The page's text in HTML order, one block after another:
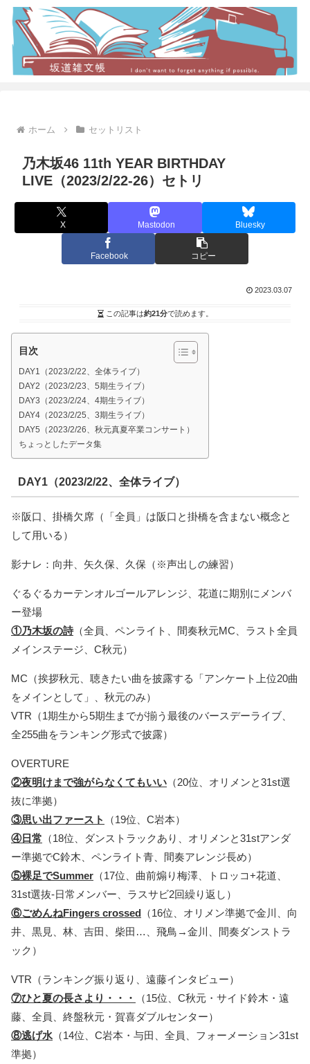
ホーム セットリスト
乃木坂46 11th YEAR BIRTHDAY
LIVE（2023/2/22-26）セトリ
X Mastodon Bluesky
Facebook コピー
2023.03.07
この記事は約21分で読めます。
目次
DAY1（2023/2/22、全体ライブ）
DAY2（2023/2/23、5期生ライブ）
DAY3（2023/2/24、4期生ライブ）
DAY4（2023/2/25、3期生ライブ）
DAY5（2023/2/26、秋元真夏卒業コンサート）
ちょっとしたデータ集
DAY1（2023/2/22、全体ライブ）
※阪口、掛橋欠席（「全員」は阪口と掛橋を含まない概念と
して用いる）
影ナレ：向井、矢久保、久保（※声出しの練習）
ぐるぐるカーテンオルゴールアレンジ、花道に期別にメンバ
ー登場
①乃木坂の詩（全員、ペンライト、間奏秋元MC、ラスト全員
メインステージ、C秋元）
MC（挨拶秋元、聴きたい曲を披露する「アンケート上位20曲
をメインとして」、秋元のみ）
VTR（1期生から5期生までが揃う最後のバースデーライブ、
全255曲をランキング形式で披露）
OVERTURE
②夜明けまで強がらなくてもいい （20位、オリメンと31st選
抜に準拠）
③思い出ファースト
（19位、C岩本）
④日常 （18位、ダンストラックあり、オリメンと31stアンダ
ー準拠でC鈴木、ペンライト青、間奏アレンジ長め）
⑤裸足でSummer （17位、曲前煽り梅澤、トロッコ+花道、
31st選抜-日常メンバー、ラスサビ2回繰り返し）
⑥ごめんねFingers crossed （16位、オリメン準拠で金川、向
井、黒見、林、吉田、柴田…、飛鳥→金川、間奏ダンストラ
ック）
VTR（ランキング振り返り、遠藤インタビュー）
⑦ひと夏の長さより・・・
（15位、C秋元・サイド鈴木・遠
藤、全員、終盤秋元・賀喜ダブルセンター）
⑧逃げ水 （14位、C岩本・与田、全員、フォーメーション31st
準拠）